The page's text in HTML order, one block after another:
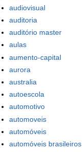
audiovisual
auditoria
auditório master
aulas
aumento-capital
aurora
australia
autoescola
automotivo
automoveis
automóveis
automóveis brasileiros